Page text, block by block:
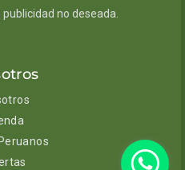
no deseada.